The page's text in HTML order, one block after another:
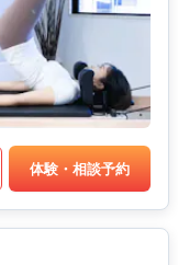
体験・相談予約